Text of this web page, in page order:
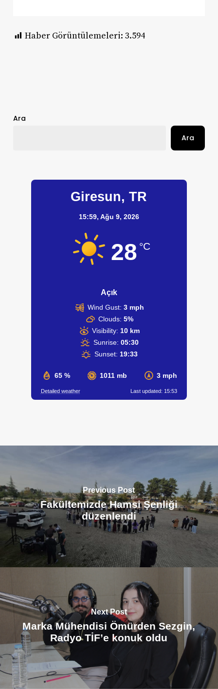
Haber Görüntülemeleri: 3.594
Ara
Ara
Giresun, TR
15:59, Ağu 9, 2026
28 °C
Açık
65 % 1011 mb 3 mph
Wind Gust: 3 mph
Clouds: 5%
Visibility: 10 km
Sunrise: 05:30
Sunset: 19:33
Detailed weather Last updated: 15:53
Previous Post
Fakültemizde Hamsi Şenliği
düzenlendi
Next Post
Marka Mühendisi Ömürden Sezgin,
Radyo TİF’e konuk oldu